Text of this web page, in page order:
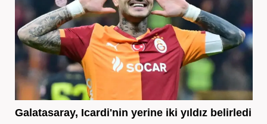
Galatasaray, Icardi'nin yerine iki yıldız belirledi